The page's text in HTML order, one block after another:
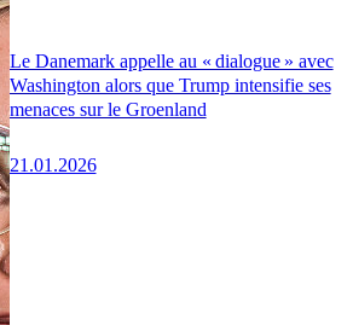
Le Danemark appelle au « dialogue » avec
Washington alors que Trump intensifie ses
menaces sur le Groenland
21.01.2026